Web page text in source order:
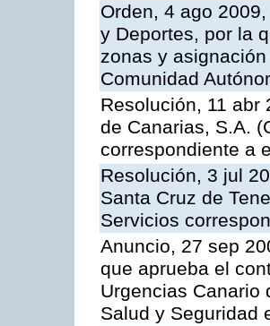
Orden, 4 ago
y Deportes, por la
zonas y
Comunidad
Resolución, 11 abr
de Canarias, S.A.
correspondiente a
Resolución, 3 jul
Santa Cruz de
Servicios
Anuncio, 27 sep
que aprueba el
Urgencias Canario
Salud y Seguridad